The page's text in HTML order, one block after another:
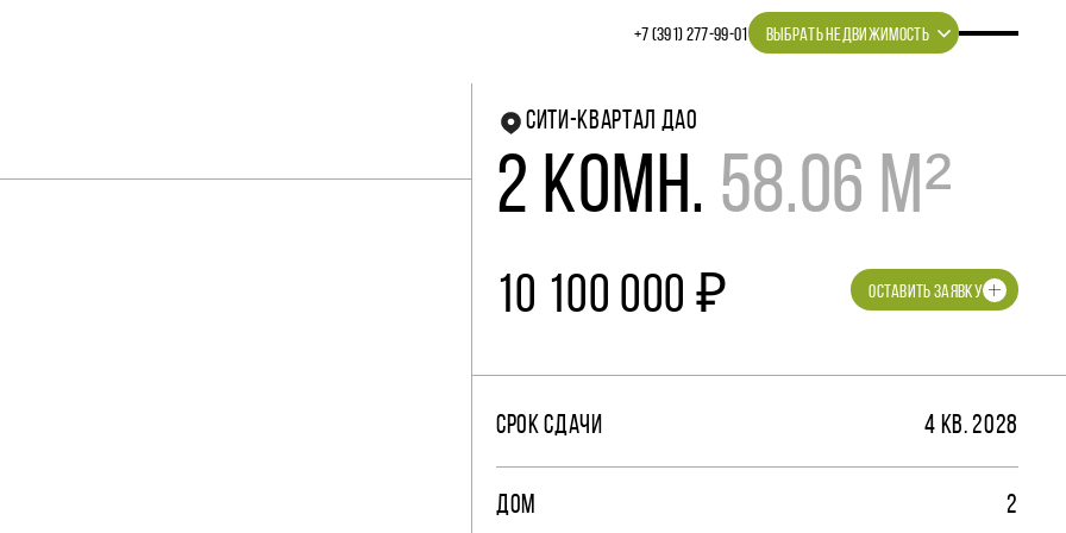
+7 (391) 277‒99‒01 ВЫБРАТЬ НЕДВИЖИМОСТЬ
СИТИ-КВАРТАЛ ДАО
2 КОМН. 58.06 М²
10 100 000 ₽ ОСТАВИТЬ ЗАЯВКУ
СРОК СДАЧИ 4 КВ. 2028
ДОМ 2